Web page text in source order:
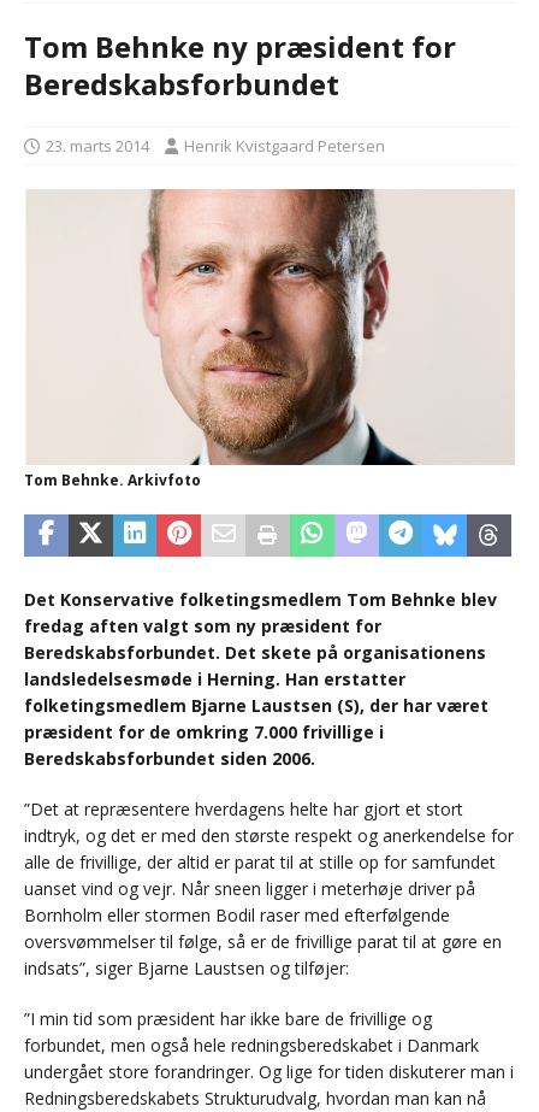
Tom Behnke ny præsident for
Beredskabsforbundet
23. marts 2014 Henrik Kvistgaard Petersen
Tom Behnke. Arkivfoto
Det Konservative folketingsmedlem Tom Behnke blev
fredag aften valgt som ny præsident for
Beredskabsforbundet. Det skete på organisationens
landsledelsesmøde i Herning. Han erstatter
folketingsmedlem Bjarne Laustsen (S), der har været
præsident for de omkring 7.000 frivillige i
Beredskabsforbundet siden 2006.
”Det at repræsentere hverdagens helte har gjort et stort
indtryk, og det er med den største respekt og anerkendelse for
alle de frivillige, der altid er parat til at stille op for samfundet
uanset vind og vejr. Når sneen ligger i meterhøje driver på
Bornholm eller stormen Bodil raser med efterfølgende
oversvømmelser til følge, så er de frivillige parat til at gøre en
indsats”, siger Bjarne Laustsen og tilføjer:
”I min tid som præsident har ikke bare de frivillige og
forbundet, men også hele redningsberedskabet i Danmark
undergået store forandringer. Og lige for tiden diskuterer man i
Redningsberedskabets Strukturudvalg, hvordan man kan nå